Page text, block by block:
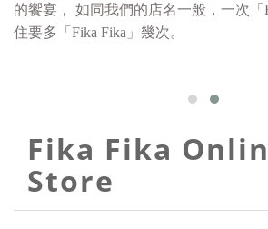
的饗宴，
如同我們的店名一般，一次
住要多「 Fika Fika」幾次。
Fika Fika
Store